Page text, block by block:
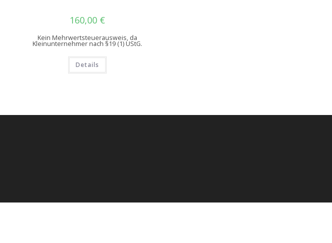
160,00 €
Kein Mehrwertsteuerausweis, da
Kleinunternehmer nach §19 (1) UStG.
Details